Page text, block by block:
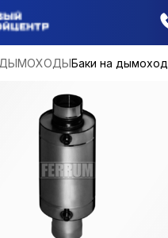
ДЫМОХОДЫБаки на дымоход